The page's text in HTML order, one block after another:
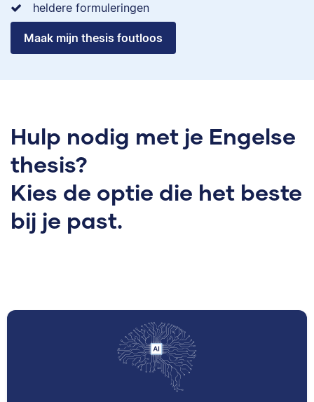
heldere formuleringen
Maak mijn thesis foutloos
Hulp nodig met je Engelse
thesis?
Kies de optie die het beste
bij je past.